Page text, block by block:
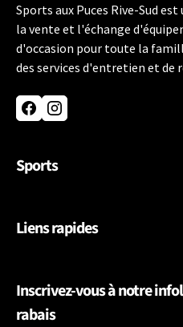
Sports aux Puces Rive-Sud
la vente et l'échange
d'occasion pour toute la
des services d'entretien et de
FacebookInstagram
Sports
Liens rapides
Inscrivez-vous à notre
rabais